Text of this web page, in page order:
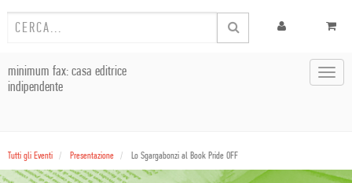
minimum fax: casa editrice
indipendente
Tutti gli Eventi Presentazione Lo Sgargabonzi al Book Pride OFF